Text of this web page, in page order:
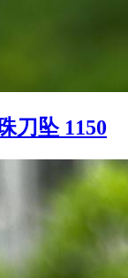
刀坠 1150